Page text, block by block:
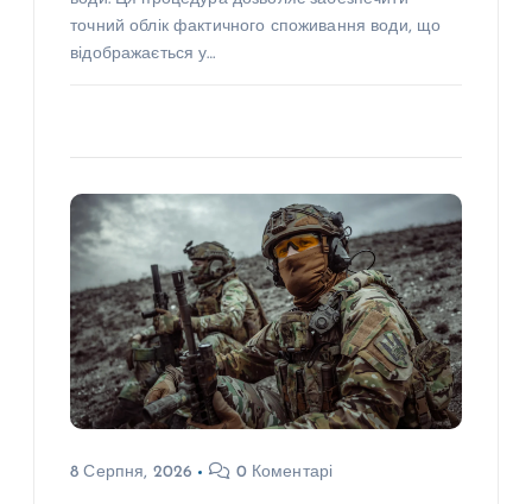
точний облік фактичного споживання води, що
відображається у…
8 Серпня, 2026 0 Коментарі